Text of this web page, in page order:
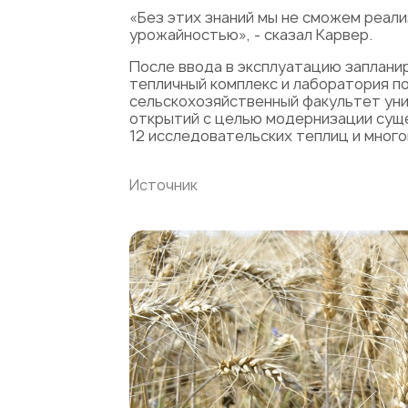
«Без этих знаний мы не сможем
урожайностью», - сказал Карвер.
После ввода в эксплуатацию
тепличный комплекс и лаборатория
сельскохозяйственный факультет
открытий с целью модернизации
12 исследовательских теплиц и
Источник